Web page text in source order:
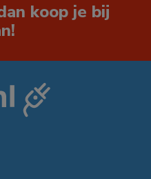
koop je bij